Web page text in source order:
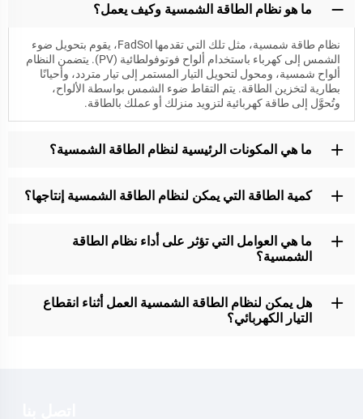
ما هو نظام الطاقة الشمسية وكيف يعمل؟
نظام طاقة شمسية، مثل تلك التي تقدمها FadSol، يقوم بتحويل ضوء
الشمس إلى كهرباء باستخدام ألواح فوتوفولطائية (PV). يتضمن النظام
ألواح شمسية، ومحول لتحويل التيار المستمر إلى تيار متردد، وأحيانًا
بطارية لتخزين الطاقة. يتم التقاط ضوء الشمس بواسطة الألواح،
وتُحوَّل إلى طاقة كهربائية لتزويد منزلك أو عملك بالطاقة.
ما هي المكونات الرئيسية لنظام الطاقة الشمسية؟
كمية الطاقة التي يمكن لنظام الطاقة الشمسية إنتاجها؟
ما هي العوامل التي تؤثر على أداء نظام الطاقة
الشمسية؟
هل يمكن لنظام الطاقة الشمسية العمل أثناء انقطاع
التيار الكهربائي؟